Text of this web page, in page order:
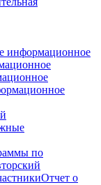
информационное
по
Отчет о